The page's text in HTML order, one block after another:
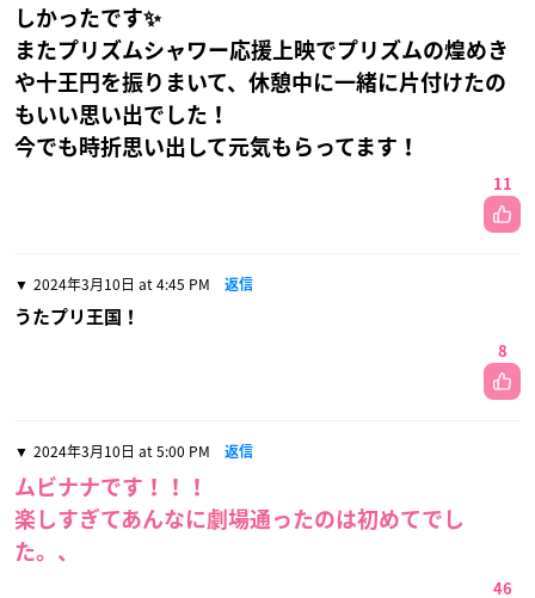
しかったです✨
またプリズムシャワー応援上映でプリズムの煌めき
や十王円を振りまいて、休憩中に一緒に片付けたの
もいい思い出でした！
今でも時折思い出して元気もらってます！
11
2024年3月10日 at 4:45 PM 返信
うたプリ王国！
8
2024年3月10日 at 5:00 PM 返信
ムビナナです！！！
楽しすぎてあんなに劇場通ったのは初めてでし
た。、
46